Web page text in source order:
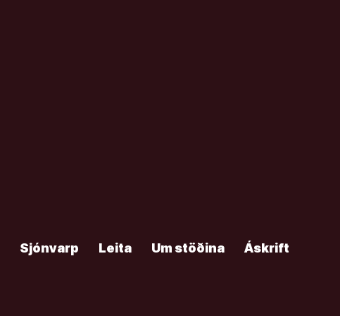
Sjónvarp Leita Um stöðina Áskrift